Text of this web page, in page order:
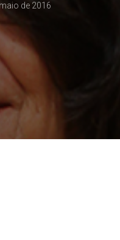
de 2016